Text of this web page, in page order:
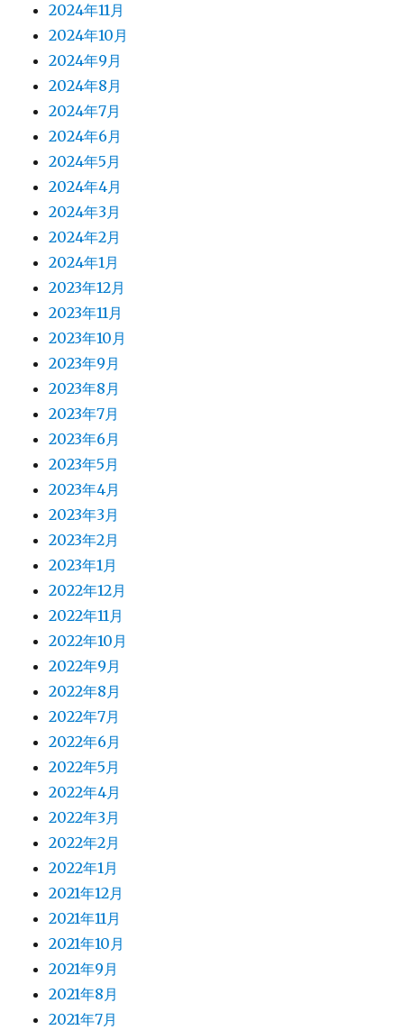
2024年11月
2024年10月
2024年9月
2024年8月
2024年7月
2024年6月
2024年5月
2024年4月
2024年3月
2024年2月
2024年1月
2023年12月
2023年11月
2023年10月
2023年9月
2023年8月
2023年7月
2023年6月
2023年5月
2023年4月
2023年3月
2023年2月
2023年1月
2022年12月
2022年11月
2022年10月
2022年9月
2022年8月
2022年7月
2022年6月
2022年5月
2022年4月
2022年3月
2022年2月
2022年1月
2021年12月
2021年11月
2021年10月
2021年9月
2021年8月
2021年7月